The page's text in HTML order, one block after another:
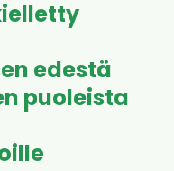
edestä
puoleista